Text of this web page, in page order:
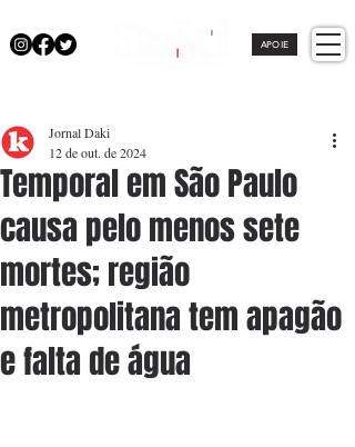
APOIE
Temporal em São Paulo
causa pelo menos sete
mortes; região
metropolitana tem apagão
e falta de água
Jornal Daki
12 de out. de 2024